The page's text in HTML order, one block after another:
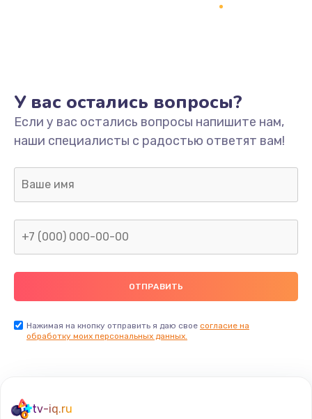
Не включается
1400 руб.
Заказать
Нет звука
800 руб.
Не видит флешку
400 руб.
Заказать
У вас остались вопросы?
Если у вас остались вопросы напишите нам,
наши специалисты с радостью ответят вам!
Нажимая на кнопку отправить я даю свое согласие на
обработку моих персональных данных.
tv-iq.ru